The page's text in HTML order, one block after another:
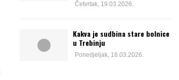
Četvrtak, 19.03.2026.
Kakva je sudbina stare bolnice
u Trebinju
Ponedjeljak, 16.03.2026.